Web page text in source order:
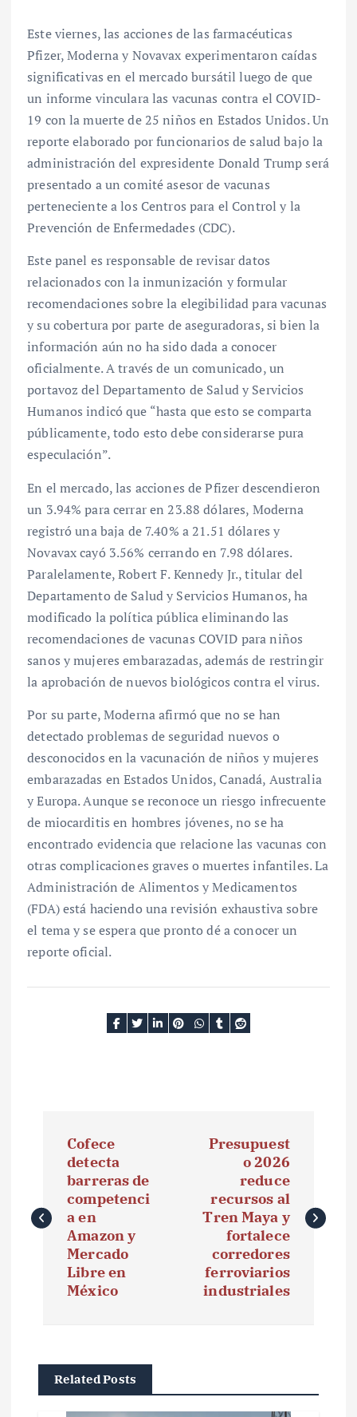
Este viernes, las acciones de las farmacéuticas
Pfizer, Moderna y Novavax experimentaron caídas
significativas en el mercado bursátil luego de que
un informe vinculara las vacunas contra el COVID-
19 con la muerte de 25 niños en Estados Unidos. Un
reporte elaborado por funcionarios de salud bajo la
administración del expresidente Donald Trump será
presentado a un comité asesor de vacunas
perteneciente a los Centros para el Control y la
Prevención de Enfermedades (CDC).
Este panel es responsable de revisar datos
relacionados con la inmunización y formular
recomendaciones sobre la elegibilidad para vacunas
y su cobertura por parte de aseguradoras, si bien la
información aún no ha sido dada a conocer
oficialmente. A través de un comunicado, un
portavoz del Departamento de Salud y Servicios
Humanos indicó que “hasta que esto se comparta
públicamente, todo esto debe considerarse pura
especulación”.
En el mercado, las acciones de Pfizer descendieron
un 3.94% para cerrar en 23.88 dólares, Moderna
registró una baja de 7.40% a 21.51 dólares y
Novavax cayó 3.56% cerrando en 7.98 dólares.
Paralelamente, Robert F. Kennedy Jr., titular del
Departamento de Salud y Servicios Humanos, ha
modificado la política pública eliminando las
recomendaciones de vacunas COVID para niños
sanos y mujeres embarazadas, además de restringir
la aprobación de nuevos biológicos contra el virus.
Por su parte, Moderna afirmó que no se han
detectado problemas de seguridad nuevos o
desconocidos en la vacunación de niños y mujeres
embarazadas en Estados Unidos, Canadá, Australia
y Europa. Aunque se reconoce un riesgo infrecuente
de miocarditis en hombres jóvenes, no se ha
encontrado evidencia que relacione las vacunas con
otras complicaciones graves o muertes infantiles. La
Administración de Alimentos y Medicamentos
(FDA) está haciendo una revisión exhaustiva sobre
el tema y se espera que pronto dé a conocer un
reporte oficial.
e
Cofece
detecta
barreras de
competenci
a en
Amazon y
Mercado
Libre en
México
Presupuest
o 2026
reduce
recursos al
Tren Maya y
fortalece
corredores
ferroviarios
industriales
Related Posts